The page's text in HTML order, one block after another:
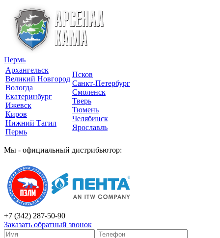
Пермь
Архангельск
Великий Новгород
Вологда
Екатеринбург
Ижевск
Киров
Нижний Тагил
Пермь
Псков
Санкт-Петербург
Смоленск
Тверь
Тюмень
Челябинск
Ярославль
Мы - официальный дистрибьютор:
+7 (342) 287-50-90
Заказать обратный звонок